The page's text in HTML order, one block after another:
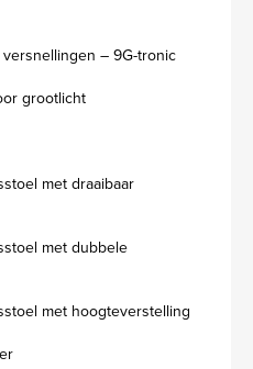
– 9G-tronic
grootlicht
met draaibaar
met dubbele
met hoogteverstelling